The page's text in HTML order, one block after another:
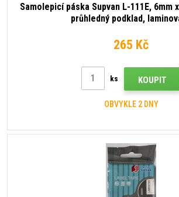
Samolepicí páska Supvan L-111E, 6mm
průhledný podklad,
265 Kč
ks KOUPIT
OBVYKLE 2 DNY